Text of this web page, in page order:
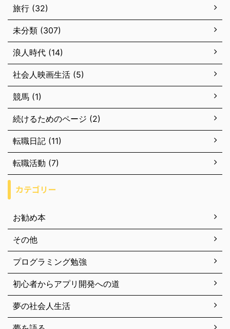
旅行 (32)
未分類 (307)
浪人時代 (14)
社会人映画生活 (5)
競馬 (1)
続けるためのページ (2)
転職日記 (11)
転職活動 (7)
カテゴリー
お勧め本
その他
プログラミング勉強
初心者からアプリ開発への道
夢の社会人生活